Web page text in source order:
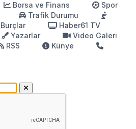
Borsa ve Finans
Spor
Trafik Durumu
Burçlar
Haber61 TV
Yazarlar
Video Galeri
RSS
Künye